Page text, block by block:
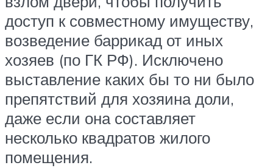
доступ к совместному имуществу,
возведение баррикад от иных
хозяев (по ГК РФ). Исключено
выставление каких бы то ни было
препятствий для хозяина доли,
даже если она составляет
несколько квадратов жилого
помещения.